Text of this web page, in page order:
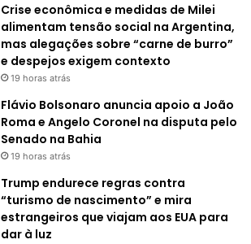
Crise econômica e medidas de Milei
alimentam tensão social na Argentina,
mas alegações sobre “carne de burro”
e despejos exigem contexto
19 horas atrás
Flávio Bolsonaro anuncia apoio a João
Roma e Angelo Coronel na disputa pelo
Senado na Bahia
19 horas atrás
Trump endurece regras contra
“turismo de nascimento” e mira
estrangeiros que viajam aos EUA para
dar à luz